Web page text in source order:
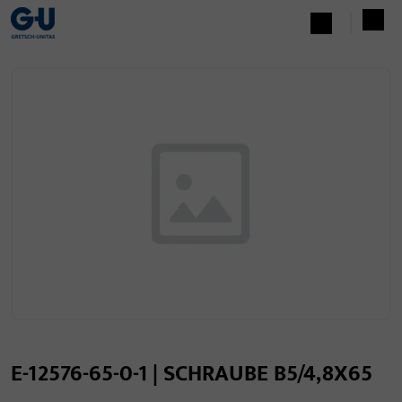
E-12576-65-0-1 | SCHRAUBE B5/4,8X65